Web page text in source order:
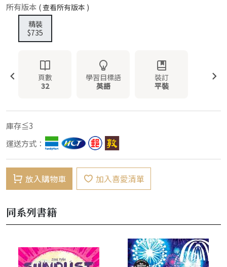
所有版本 ( 查看所有版本 )
精裝
$735
頁數
32
學習目標語
英語
裝訂
平裝
庫存≦3
運送方式：
放入購物車 加入喜愛清單
同系列書籍